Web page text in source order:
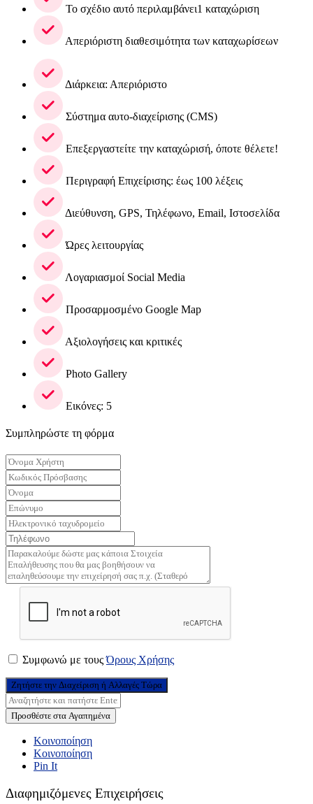
Το σχέδιο αυτό περιλαμβάνει1 καταχώριση
Απεριόριστη διαθεσιμότητα των καταχωρίσεων
Διάρκεια: Απεριόριστο
Σύστημα αυτο-διαχείρισης (CMS)
Επεξεργαστείτε την καταχώρισή, όποτε θέλετε!
Περιγραφή Επιχείρισης: έως 100 λέξεις
Διεύθυνση, GPS, Τηλέφωνο, Email, Ιστοσελίδα
Ώρες λειτουργίας
Λογαριασμοί Social Media
Προσαρμοσμένο Google Map
Αξιολογήσεις και κριτικές
Photo Gallery
Εικόνες: 5
Συμπληρώστε τη φόρμα
Συμφωνώ με τουςΌρους Χρήσης
Ζητήστε την Διαχείριση ή Αλλαγές Τώρα
Προσθέστε στα Αγαπημένα
Κοινοποίηση
Κοινοποίηση
Pin It
Διαφημιζόμενες Επιχειρήσεις